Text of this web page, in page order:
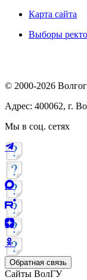
Карта сайта
Выборы
© 2000-2026
Адрес: 400062, г.
Мы в соц. сетях
Обратная связь
Сайты ВолГУ